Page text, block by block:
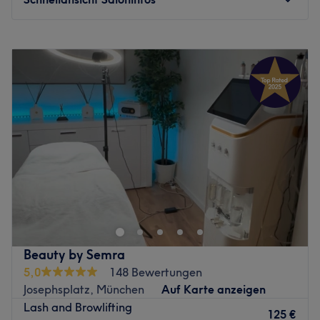
Dienstag
20:00
10:00 –20:00
Donnerstag
10:00
20:00
Freitag
20:00
Samstag
10:00– 20:00
Sonntag
Geschlossen
Willkommen bei Liz Beauty im Forum Schwanthaler Höhe
– deine luxuriöse Beauty-Oase in München. Der Salon
vereint familiäre Herzlichkeit mit exklusivem Ambiente –
eine Wohlfühloase, in der du dem Alltag entfliehen und
dich ganz dir selbst widmen kannst. Hier erwarte dich
eine Welt erstklassiger Beauty-Dienstleistungen, von
Permanent Make-up und Wimpernverlängerungen bis hin
zu exklusiven Gesichtsbehandlungen und innovativen
Treatments wie Head Spa und Abnehmen im Liegen.
Beauty by Semra
5,0
148 Bewertungen
Josephsplatz, München
Auf Karte anzeigen
Lash and Browlifting
125 €